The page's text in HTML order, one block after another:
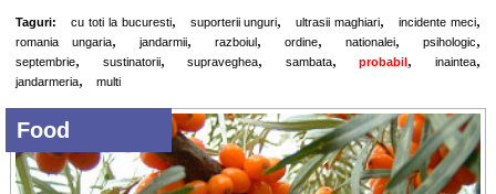
Taguri: cu toti la bucuresti, suporterii unguri, ultrasii maghiari, incidente meci,
romania ungaria, jandarmii, razboiul , ordine, nationalei, psihologic,
septembrie, sustinatorii, supraveghea, sambata, probabil , inaintea,
jandarmeria, multi
Food